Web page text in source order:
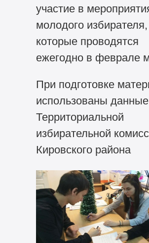
участие в
молодого избирателя,
которые проводятся
ежегодно в феврале
При подготовке
использованы данные
Территориальной
избирательной
Кировского района